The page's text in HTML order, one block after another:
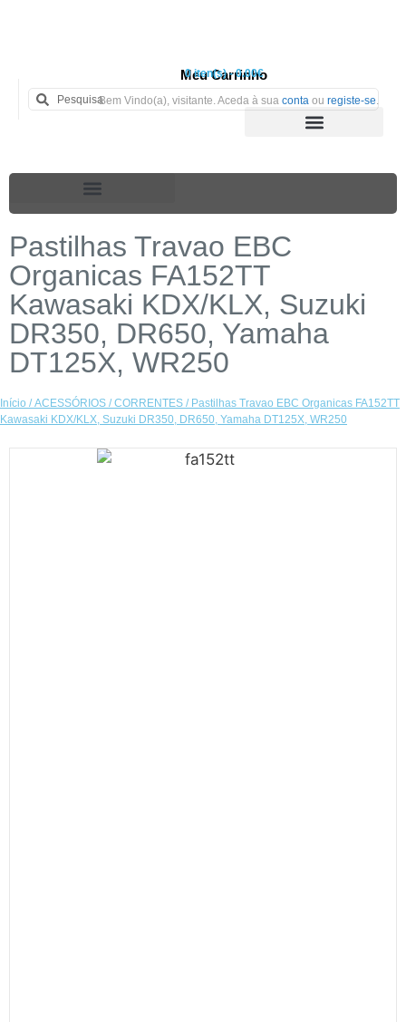
Meu Carrinho
0 iten(s) - 0.00€
Bem Vindo(a), visitante. Aceda à sua conta ou registe-se.
Pastilhas Travao EBC
Organicas FA152TT
Kawasaki KDX/KLX, Suzuki
DR350, DR650, Yamaha
DT125X, WR250
Início /ACESSÓRIOS /CORRENTES / Pastilhas Travao EBC Organicas FA152TT
Kawasaki KDX/KLX, Suzuki DR350, DR650, Yamaha DT125X, WR250